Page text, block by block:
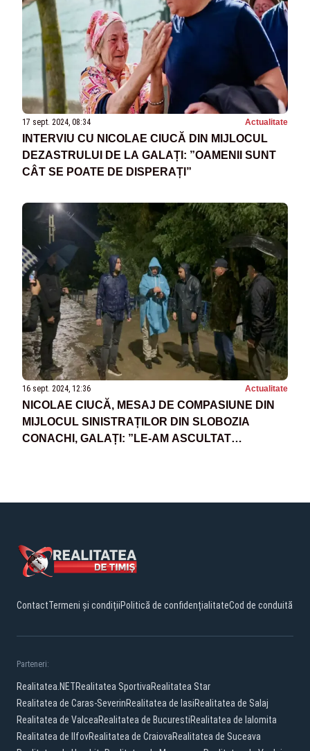
17 sept. 2024, 08:34 Actualitate
INTERVIU CU NICOLAE CIUCĂ DIN MIJLOCUL
DEZASTRULUI DE LA GALAȚI: ”OAMENII SUNT
CÂT SE POATE DE DISPERAȚI”
16 sept. 2024, 12:36 Actualitate
NICOLAE CIUCĂ, MESAJ DE COMPASIUNE DIN
MIJLOCUL SINISTRAȚILOR DIN SLOBOZIA
CONACHI, GALAȚI: ”LE-AM ASCULTAT
ContactTermeni și condițiiPolitică de confidențialitateCod de conduită
Parteneri:
Realitatea.NETRealitatea SportivaRealitatea Star
Realitatea de Caras-SeverinRealitatea de IasiRealitatea de Salaj
Realitatea de ValceaRealitatea de BucurestiRealitatea de Ialomita
Realitatea de IlfovRealitatea de CraiovaRealitatea de Suceava